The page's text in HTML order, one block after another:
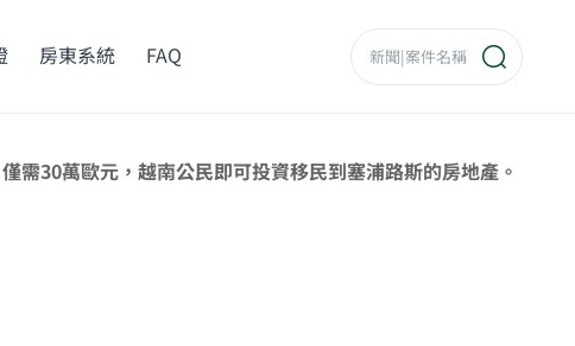
房東系統 FAQ
僅需30萬歐元，越南公民即可投資移民到塞浦路斯的房地產。